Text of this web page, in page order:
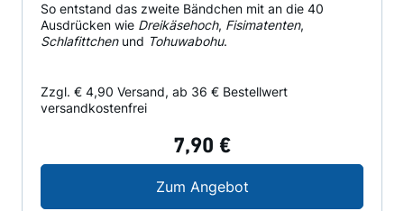
So entstand das zweite Bändchen mit an die 40
Ausdrücken wie Dreikäsehoch, Fisimatenten,
Schlafittchenund Tohuwabohu.
Zzgl. € 4,90 Versand, ab 36 € Bestellwert
versandkostenfrei
7,90 €
Zum AngebotAusgeplaudert 2